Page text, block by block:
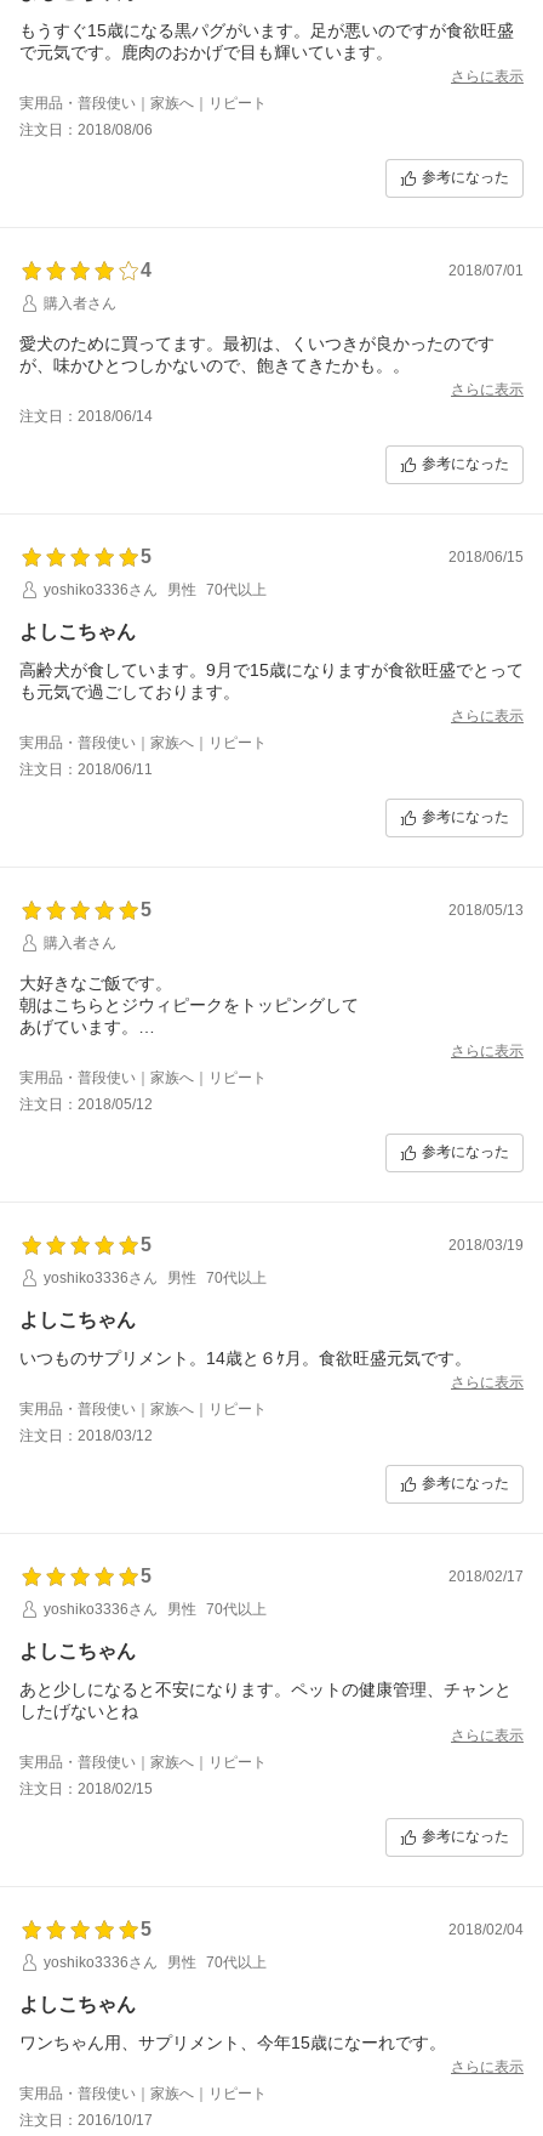
もうすぐ15歳になる黒パグがいます。足が悪いのですが食欲旺盛
で元気です。鹿肉のおかげで目も輝いています。
さらに表示
実用品・普段使い｜家族へ｜リピート
注文日：2018/08/06
参考になった
4
2018/07/01
購入者さん
愛犬のために買ってます。最初は、くいつきが良かったのです
が、味かひとつしかないので、飽きてきたかも。。
さらに表示
注文日：2018/06/14
参考になった
5
2018/06/15
yoshiko3336さん
男性 70代以上
よしこちゃん
高齢犬が食しています。9月で15歳になりますが食欲旺盛でとって
も元気で過ごしております。
さらに表示
実用品・普段使い｜家族へ｜リピート
注文日：2018/06/11
参考になった
5
2018/05/13
購入者さん
大好きなご飯です。
朝はこちらとジウィピークをトッピングして
あげています。
因みにこの麹熟成が良いみたいです。
以前ベーシックとライトも購入したのですが
あまりお気に召さないようで
さらに表示
実用品・普段使い｜家族へ｜リピート
注文日：2018/05/12
参考になった
5
2018/03/19
yoshiko3336さん
男性 70代以上
よしこちゃん
いつものサプリメント。14歳と６ｹ月。食欲旺盛元気です。
さらに表示
実用品・普段使い｜家族へ｜リピート
注文日：2018/03/12
参考になった
5
2018/02/17
yoshiko3336さん
男性 70代以上
よしこちゃん
あと少しになると不安になります。ペットの健康管理、チャンと
したげないとね
さらに表示
実用品・普段使い｜家族へ｜リピート
注文日：2018/02/15
参考になった
5
2018/02/04
yoshiko3336さん
男性 70代以上
よしこちゃん
ワンちゃん用、サプリメント、今年15歳になーれです。
さらに表示
実用品・普段使い｜家族へ｜リピート
注文日：2016/10/17